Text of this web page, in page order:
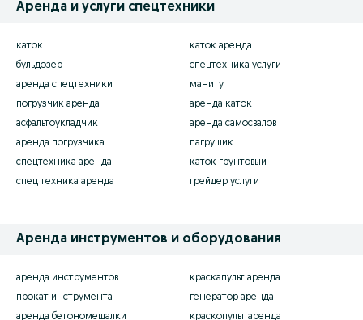
Аренда и услуги спецтехники
каток
бульдозер
аренда спецтехники
погрузчик аренда
асфальтоукладчик
аренда погрузчика
спецтехника аренда
спец техника аренда
каток аренда
спецтехника услуги
маниту
аренда каток
аренда самосвалов
пагрушик
каток грунтовый
грейдер услуги
Аренда инструментов и оборудования
аренда инструментов
прокат инструмента
аренда бетономешалки
краскапульт аренда
генератор аренда
краскопульт аренда